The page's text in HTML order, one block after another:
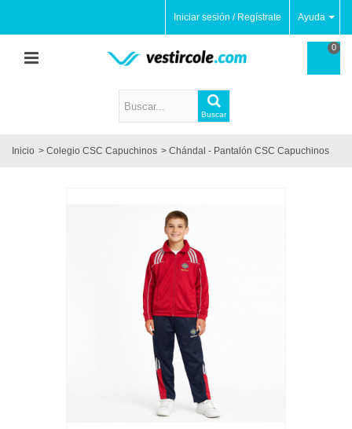
Ayuda
Iniciar sesión / Regístrate
0
Buscar
Inicio > Colegio CSC Capuchinos > Chándal - Pantalón CSC Capuchinos